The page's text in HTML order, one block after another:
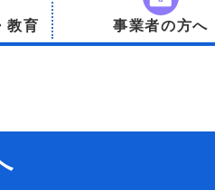
教育 事業者の方へ